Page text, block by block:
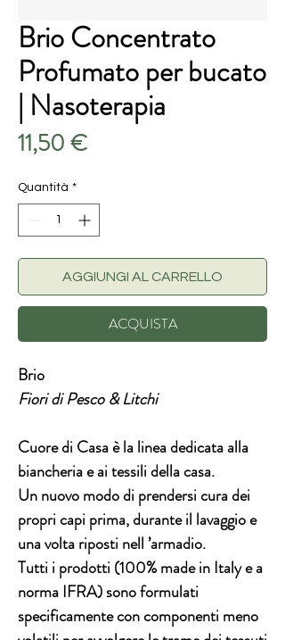
Brio Concentrato
Profumato per bucato
| Nasoterapia
11,50 €Prezzo
Quantità *
AGGIUNGI AL CARRELLO
ACQUISTA
Brio
Fiori di Pesco & Litchi
Cuore di Casa è la linea dedicata alla
biancheria e ai tessili della casa.
Un nuovo modo di prendersi cura dei
propri capi prima, durante il lavaggio e
una volta riposti nell ’armadio.
Tutti i prodotti (100% made in Italy e a
norma IFRA) sono formulati
specificamente con componenti meno